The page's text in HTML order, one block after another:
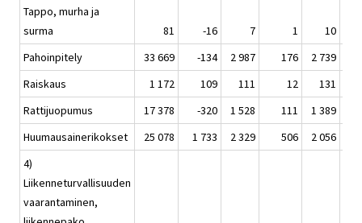
Tappo, murha ja
surma
81 -16 7 1
10
Pahoinpitely
33 669 -134 2 987 176 2 739
Raiskaus
1 172 109 111 12
131
Rattijuopumus
17 378 -320 1 528 111
1 389
Huumausainerikokset
25 078 1 733 2 329 506
2 056
4)
Liikenneturvallisuuden
vaarantaminen,